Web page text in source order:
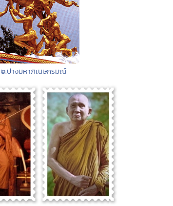
.ปางมหาภิเนษกรมณ์